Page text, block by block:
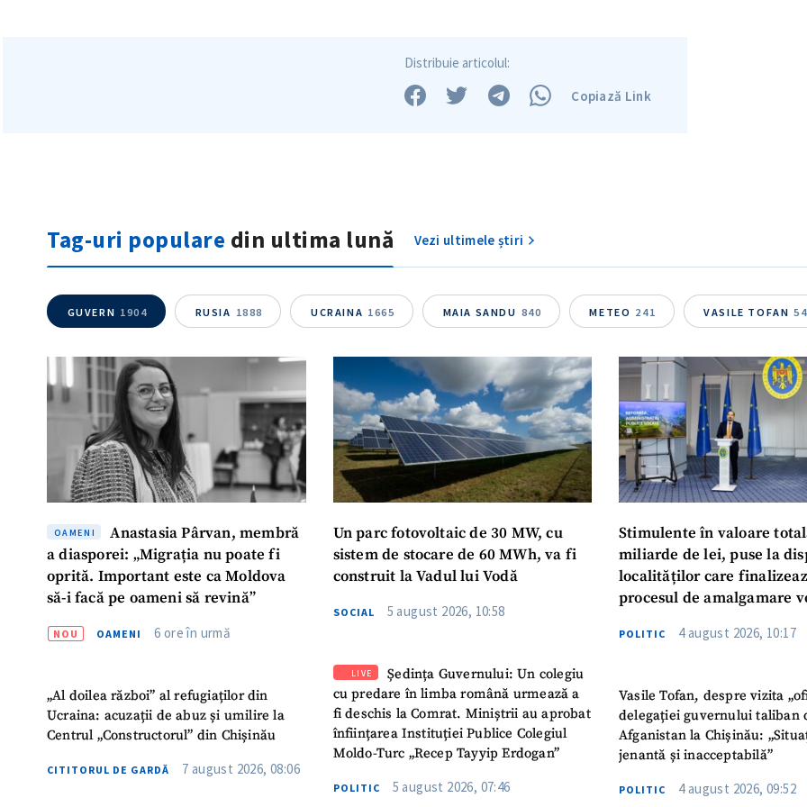
Distribuie articolul:
Copiază Link
Tag-uri populare din ultima lună Vezi ultimele știri
GUVERN 1904 RUSIA 1888 UCRAINA 1665 MAIA SANDU 840 METEO 241 VASILE TOFAN 54
OAMENI
Anastasia Pârvan, membră
a diasporei: „Migrația nu poate fi
oprită. Important este ca Moldova
să-i facă pe oameni să revină”
NOU OAMENI 6 ore în urmă
„Al doilea război” al refugiaților din
Ucraina: acuzații de abuz și umilire la
Centrul „Constructorul” din Chișinău
CITITORUL DE GARDĂ 7 august 2026, 08:06
Un parc fotovoltaic de 30 MW, cu
sistem de stocare de 60 MWh, va fi
construit la Vadul lui Vodă
SOCIAL 5 august 2026, 10:58
LIVE
Ședința Guvernului: Un colegiu
cu predare în limba română urmează a
fi deschis la Comrat. Miniștrii au aprobat
înființarea Instituției Publice Colegiul
Moldo-Turc „Recep Tayyip Erdogan”
POLITIC 5 august 2026, 07:46
Stimulente în valoare
miliarde de lei, puse la
localităților care
procesul de amalgamare
POLITIC 4 august 2026, 10:17
Vasile Tofan, despre vizita
delegației guvernului taliban
Afganistan la Chișinău:
jenantă și inacceptabilă”
POLITIC 4 august 2026, 09:52